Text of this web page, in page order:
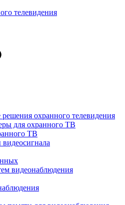
телевидения
охранного телевидения
для охранного ТВ
ТВ
видеосигнала
видеонаблюдения